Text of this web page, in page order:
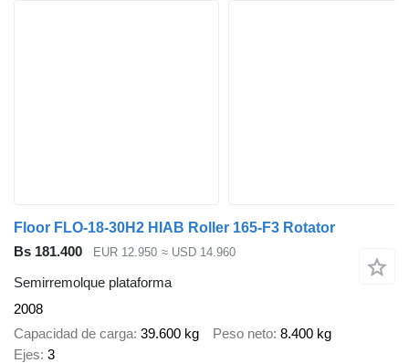
Floor FLO-18-30H2 HIAB Roller 165-F3 Rotator
Bs 181.400
EUR 12.950 ≈ USD 14.960
Semirremolque plataforma
2008
Capacidad de carga 39.600 kg Peso neto 8.400 kg
Ejes 3